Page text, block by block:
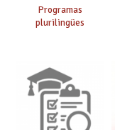
Programas
plurilingües